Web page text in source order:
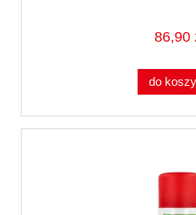
86,90
do